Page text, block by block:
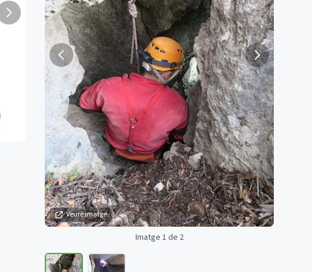
Veure imatge
Imatge 1 de 2